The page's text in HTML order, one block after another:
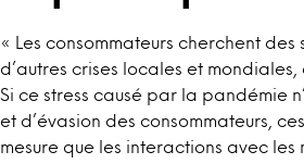
« Les consommateurs cherchent
d’autres crises locales et mondiales,
Si ce stress causé par la pandémie
et d’évasion des consommateurs,
mesure que les interactions avec